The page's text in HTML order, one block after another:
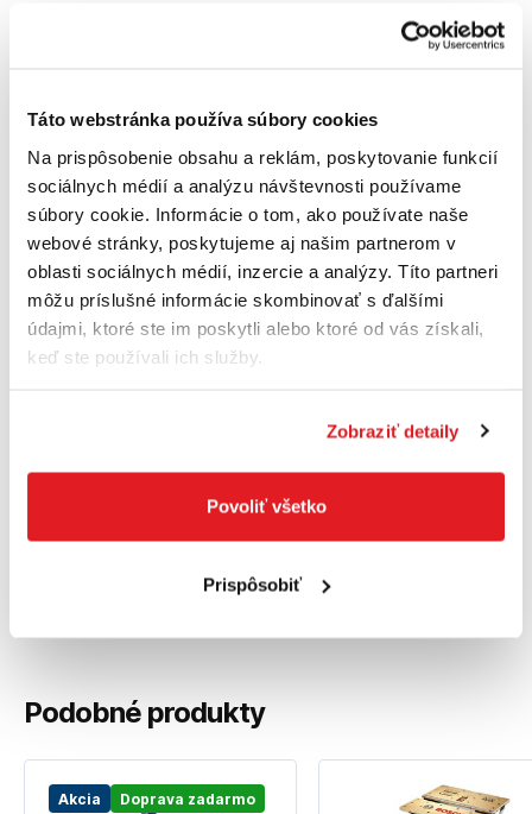
Táto webstránka používa súbory cookies
Na prispôsobenie obsahu a reklám, poskytovanie funkcií
sociálnych médií a analýzu návštevnosti používame
súbory cookie. Informácie o tom, ako používate naše
webové stránky, poskytujeme aj našim partnerom v
oblasti sociálnych médií, inzercie a analýzy. Títo partneri
môžu príslušné informácie skombinovať s ďalšími
údajmi, ktoré ste im poskytli alebo ktoré od vás získali,
keď ste používali ich služby.
Zobraziť detaily
Povoliť všetko
Prispôsobiť
✅ Nosnosť páru až 1 180 kg
Technické parametre:
Nosnosť: 1 180 kg
Výška: 61 až 82 cm
Rozmery kozy: 110 x 15 x 10 cm
Povrch: Prášková farba
Podobné produkty
Akcia Doprava zadarmo